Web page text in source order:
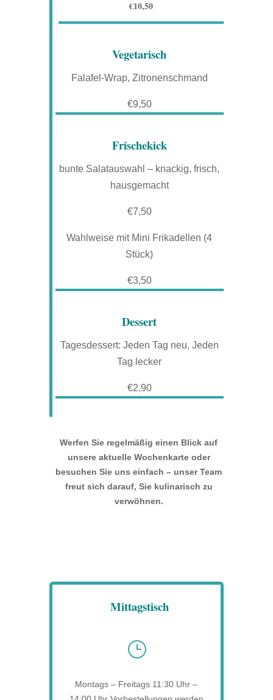
€10,50
Vegetarisch
Falafel-Wrap, Zitronenschmand
€9,50
Frischekick
bunte Salatauswahl – knackig, frisch,
hausgemacht
€7,50
Wahlweise mit Mini Frikadellen (4
Stück)
€3,50
Dessert
Tagesdessert: Jeden Tag neu, Jeden
Tag lecker
€2,90
Werfen Sie regelmäßig einen Blick auf
unsere aktuelle Wochenkarte oder
besuchen Sie uns einfach – unser Team
freut sich darauf, Sie kulinarisch zu
verwöhnen.
Mittagstisch
}
Montags – Freitags 11:30 Uhr –